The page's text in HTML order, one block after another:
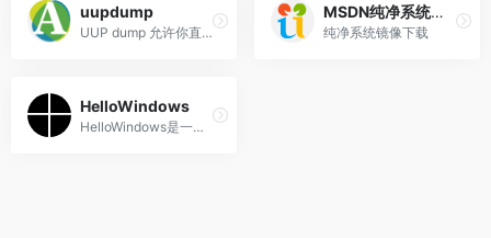
uupdump
UUP dump 允许你直接从 Windows 更新下载统一更新平台（Unified Update Platform）的文件，例如 Windows 预览体验计划更新。
MSDN纯净系统WIN
纯净系统镜像下载
HelloWindows
HelloWindows是一个完整精校 完整 极致 Windows系统下载仓储站